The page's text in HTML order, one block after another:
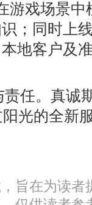
游戏场景
；同时上
地客户及
任。真诚
光的全新
旨在为读者